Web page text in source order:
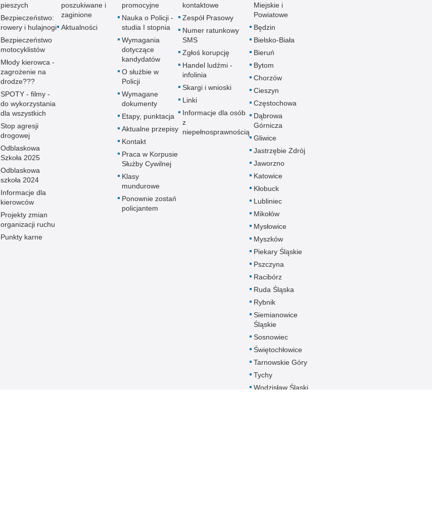
pieszych
Bezpieczeństwo:
rowery i hulajnogi
Bezpieczeństwo
motocyklistów
Młody kierowca -
zagrożenie na
drodze???
SPOTY - filmy -
do wykorzystania
dla wszystkich
Stop agresji
drogowej
Odblaskowa
Szkoła 2025
Odblaskowa
szkoła 2024
Informacje dla
kierowców
Projekty zmian
organizacji ruchu
Punkty karne
poszukiwane i
zaginione
Aktualności
promocyjne
Nauka o Policji -
studia I stopnia
Wymagania
dotyczące
kandydatów
O służbie w
Policji
Wymagane
dokumenty
Etapy, punktacja
Aktualne przepisy
Kontakt
Praca w Korpusie
Służby Cywilnej
Klasy
mundurowe
Ponownie zostań
policjantem
kontaktowe
Zespół Prasowy
Numer ratunkowy
SMS
Zgłoś korupcję
Handel ludźmi -
infolinia
Skargi i wnioski
Linki
Informacje dla osób
z
niepełnosprawnością
Miejskie i
Powiatowe
Będzin
Bielsko-Biała
Bieruń
Bytom
Chorzów
Cieszyn
Częstochowa
Dąbrowa
Górnicza
Gliwice
Jastrzębie Zdrój
Jaworzno
Katowice
Kłobuck
Lubliniec
Mikołów
Mysłowice
Myszków
Piekary Śląskie
Pszczyna
Racibórz
Ruda Śląska
Rybnik
Siemianowice
Śląskie
Sosnowiec
Świętochłowice
Tarnowskie Góry
Tychy
Wodzisław Śląski